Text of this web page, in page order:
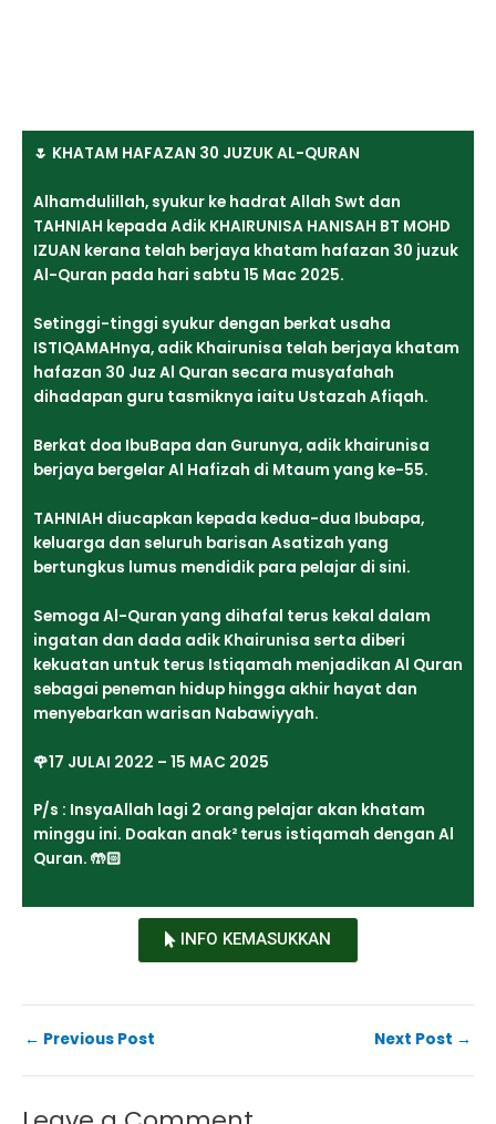
🌷 KHATAM HAFAZAN 30 JUZUK AL-QURAN
Alhamdulillah, syukur ke hadrat Allah Swt dan
TAHNIAH kepada Adik KHAIRUNISA HANISAH BT MOHD
IZUAN kerana telah berjaya khatam hafazan 30 juzuk
Al-Quran pada hari sabtu 15 Mac 2025.
Setinggi-tinggi syukur dengan berkat usaha
ISTIQAMAHnya, adik Khairunisa telah berjaya khatam
hafazan 30 Juz Al Quran secara musyafahah
dihadapan guru tasmiknya iaitu Ustazah Afiqah.
Berkat doa IbuBapa dan Gurunya, adik khairunisa
berjaya bergelar Al Hafizah di Mtaum yang ke-55.
TAHNIAH diucapkan kepada kedua-dua Ibubapa,
keluarga dan seluruh barisan Asatizah yang
bertungkus lumus mendidik para pelajar di sini.
Semoga Al-Quran yang dihafal terus kekal dalam
ingatan dan dada adik Khairunisa serta diberi
kekuatan untuk terus Istiqamah menjadikan Al Quran
sebagai peneman hidup hingga akhir hayat dan
menyebarkan warisan Nabawiyyah.
🌹17 JULAI 2022 – 15 MAC 2025
P/s : InsyaAllah lagi 2 orang pelajar akan khatam
minggu ini. Doakan anak² terus istiqamah dengan Al
Quran. 🤲🏻
INFO KEMASUKKAN
← Previous Post Next Post →